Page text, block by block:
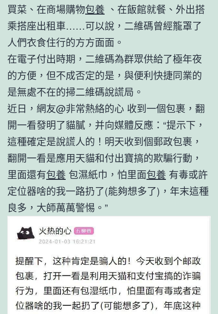
買菜、在商場購物包養 、在飯館就餐、外出搭
乘搭座出租車……可以說，二維碼曾經籠罩了
人們衣食住行的方方面面。
在電子付出時期，二維碼為群眾供給了極年夜
的方便，但不成否定的是，與便利快捷同業的
是無處不在的掃二維碼說謊局。
近日，網友@非常熱絡的心 收到一個包裹，翻
開一看發明了貓膩，并向媒體反應：“提示下，
這種確定是說謊人的！明天收到個郵政包裹，
翻開一看是應用天貓和付出寶搞的欺騙行動，
里面還有包養 包濕紙巾，怕里面包養 有毒或許
定位器啥的我一路扔了(能夠想多了)，年末這種
良多，大師萬萬警惕。”